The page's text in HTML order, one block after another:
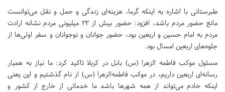
طبرستانی با اشاره به اینکه گرما، هزینه‌ای زندگی و حمل و نقل می‌توانست
مانع حضور مردم باشد، افزود: حضور بیش از ٢٢ میلیونی مردم نشانه ارادت
مردم به امام حسین و اربعین بود، حضور جوانان و نوجوانان و سفر اولی‌ها از
جلوه‌های اربعین امسال بود.
مسئول موکب فاطمه الزهرا (س) بابل در کربلا تاکید کرد: ما نیاز به همیار
رسانه‌ای اربعین داریم، در موکب فاطمه‌الزهرا (س) از نام گذشتیم و این یعنی
اینکه خادم می‌تواند از همه شهرها باشد ما خدماتی از خارج از کشور و